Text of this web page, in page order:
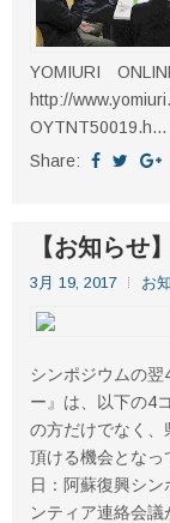
YOMIURI
http://
OYTNT50019.h...
Share:
【お知らせ
3月 19, 2017 お
シンポジウムの
ー』は、以下の4
の方だけでなく、
頂ける機会となっ
日：阿蘇復興シ
ンティア連絡会